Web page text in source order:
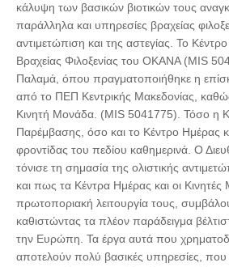
κάλυψη των βασικών βιοτικών τους
παράλληλα και υπηρεσίες βραχείας
αντιμετώπιση και της αστεγίας. Το
Βραχείας Φιλοξενίας του ΟΚΑΝΑ (MIS
Παλαμά, όπου πραγματοποιήθηκε η
από το ΠΕΠ Κεντρικής Μακεδονίας, καθώς
Κινητή Μονάδα. (MIS 5041775). Τόσο η
Παρέμβασης, όσο και το Κέντρο Ημέρας
φροντίδας του πεδίου καθημερινά. Ο
τόνισε τη σημασία της ολιστικής
και πως τα Κέντρα Ημέρας και οι
πρωτοποριακή λειτουργία τους,
καθιστώντας τα πλέον παράδειγμα
την Ευρώπη. Τα έργα αυτά που
αποτελούν πολύ βασικές υπηρεσίες,